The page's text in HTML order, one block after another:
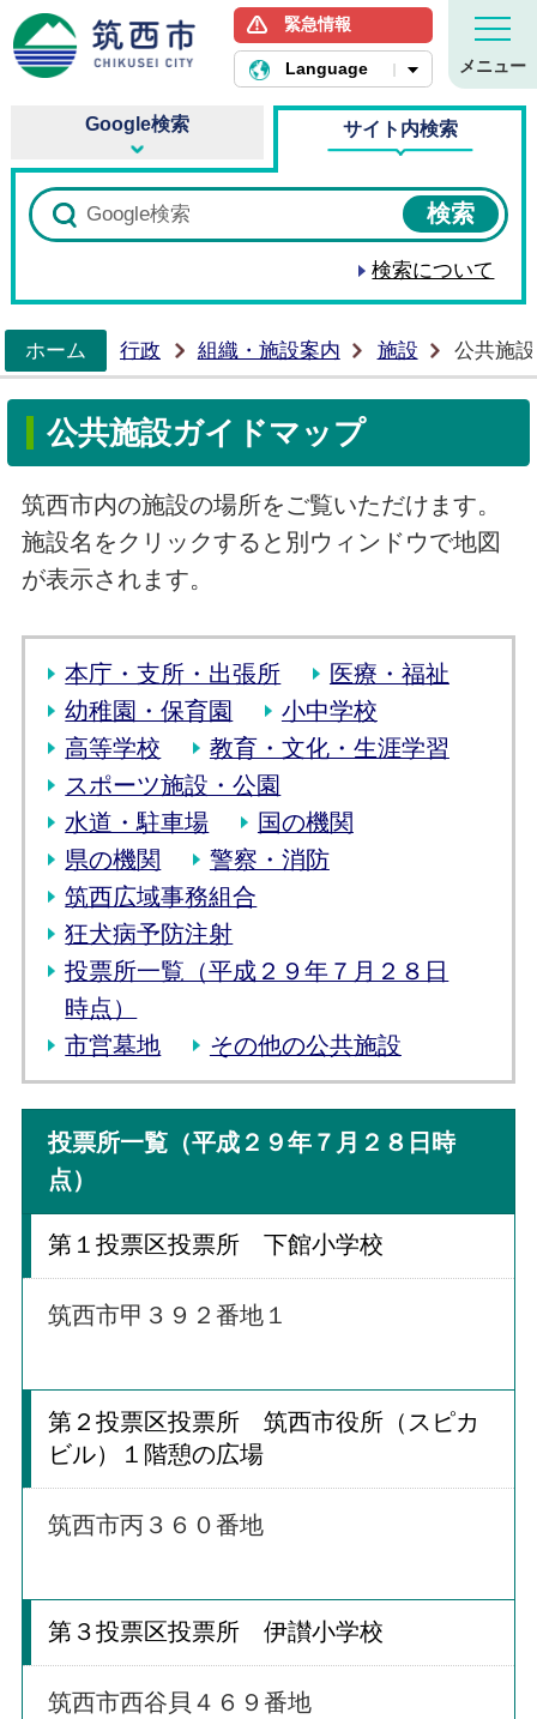
筑西市ホームページ
緊急情報
Language メニュー
Google検索 サイト内検索
検索について
ホーム
行政 組織・施設案内 施設 公共施
公共施設ガイドマップ
筑西市内の施設の場所をご覧いただけます。
施設名をクリックすると別ウィンドウで地図
が表示されます。
本庁・支所・出張所
医療・福祉
幼稚園・保育園
小中学校
高等学校
教育・文化・生涯学習
スポーツ施設・公園
水道・駐車場
国の機関
県の機関
警察・消防
筑西広域事務組合
狂犬病予防注射
投票所一覧（平成２９年７月２８日
時点）
市営墓地
その他の公共施設
投票所一覧（平成２９年７月２８日時
点）
第１投票区投票所 下館小学校
筑西市甲３９２番地１
第２投票区投票所 筑西市役所（スピカ
ビル）１階憩の広場
筑西市丙３６０番地
第３投票区投票所 伊讃小学校
筑西市西谷貝４６９番地